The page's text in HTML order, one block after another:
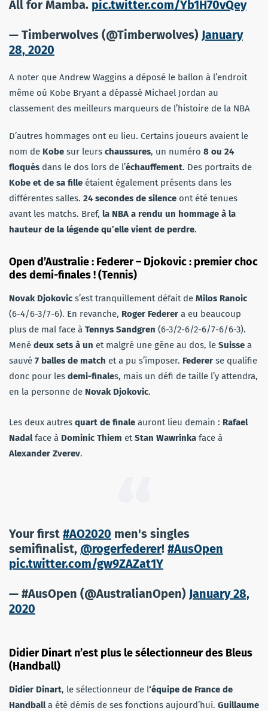
All for Mamba. pic.twitter.com/Yb1H70vQey
— Timberwolves (@Timberwolves) January
28, 2020
A noter que Andrew Waggins a déposé le ballon à l’endroit
même où Kobe Bryant a dépassé Michael Jordan au
classement des meilleurs marqueurs de l’histoire de la NBA
D’autres hommages ont eu lieu. Certains joueurs avaient le
nom de Kobe sur leurs chaussures, un numéro 8 ou 24
floqués dans le dos lors de l’échauffement. Des portraits de
Kobe et de sa fille étaient également présents dans les
différentes salles. 24 secondes de silence ont été tenues
avant les matchs. Bref, la NBA a rendu un hommage à la
hauteur de la légende qu’elle vient de perdre.
Open d’Australie : Federer – Djokovic : premier choc
des demi-finales ! (Tennis)
Novak Djokovic s’est tranquillement défait de Milos Ranoic
(6-4/6-3/7-6). En revanche, Roger Federer a eu beaucoup
plus de mal face à Tennys Sandgren (6-3/2-6/2-6/7-6/6-3).
Mené deux sets à un et malgré une gêne au dos, le Suisse a
sauvé 7 balles de match et a pu s’imposer. Federer se qualifie
donc pour les demi-finales, mais un défi de taille l’y attendra,
en la personne de Novak Djokovic.
Les deux autres quart de finale auront lieu demain : Rafael
Nadalface à Dominic Thiem etStan Wawrinka face à
Alexander Zverev.
Your first #AO2020 men's singles
semifinalist, @rogerfederer! #AusOpen
pic.twitter.com/gw9ZAZat1Y
— #AusOpen (@AustralianOpen) January 28,
2020
Didier Dinart n’est plus le sélectionneur des Bleus
(Handball)
Didier Dinart, le sélectionneur de l‘équipe de France de
Handballa été démis de ses fonctions aujourd’hui. Guillaume